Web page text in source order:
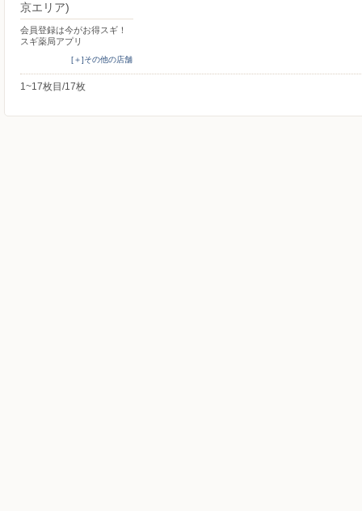
京エリア)
会員登録は今がお得スギ！
スギ薬局アプリ
[＋]その他の店舗
1~17枚目/17枚